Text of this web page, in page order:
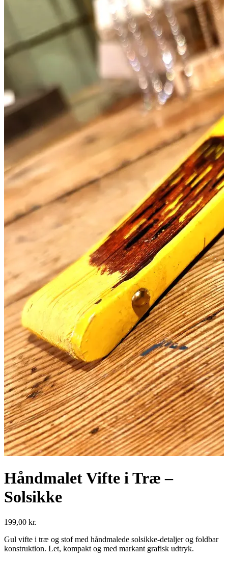
Håndmalet Vifte i Træ –
Solsikke
199,00 kr.
Gul vifte i træ og stof med håndmalede solsikke-detaljer og foldbar
konstruktion. Let, kompakt og med markant grafisk udtryk.